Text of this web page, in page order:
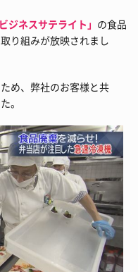
ジネスサテライト」 の食品
り組みが放映されまし
め、弊社のお客様と共
。